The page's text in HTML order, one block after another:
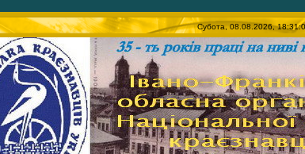
Субота, 08.08.2026,